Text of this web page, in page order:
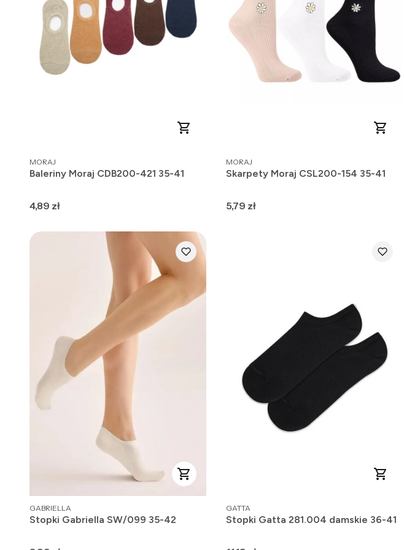
PRODUCENT
MORAJ
Baleriny Moraj CDB200-421 35-41
Cena
4,89 zł
PRODUCENT
MORAJ
Skarpety Moraj CSL200-154 35-41
Cena
5,79 zł
PRODUCENT
GABRIELLA
Stopki Gabriella SW/099 35-42
PRODUCENT
GATTA
Stopki Gatta 281.004 damskie 36-41